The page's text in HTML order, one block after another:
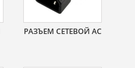
РАЗЪЕМ СЕТЕВОЙ AC